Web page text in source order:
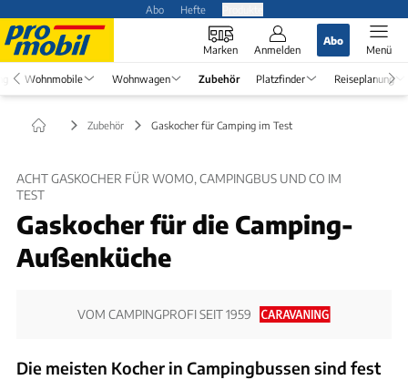
Abo Hefte
Marken Anmelden
Abo
Menü
Wohnmobile Wohnwagen Zubehör Platzfinder Reiseplanung
Zubehör Gaskocher für Camping im Test
ACHT GASKOCHER FÜR WOMO, CAMPINGBUS UND CO IM
TEST
Gaskocher für die Camping-
Außenküche
VOM CAMPINGPROFI SEIT 1959
Die meisten Kocher in Campingbussen sind fest